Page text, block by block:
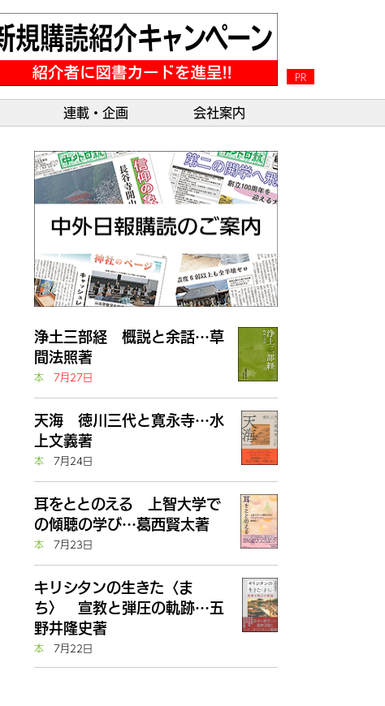
PR
連載・企画 会社案内
浄土三部経 概説と余話…草
間法照著
本
7月27日
天海 徳川三代と寛永寺…水
上文義著
本
7月24日
耳をととのえる 上智大学で
の傾聴の学び…葛西賢太著
本
7月23日
キリシタンの生きた〈ま
ち〉 宣教と弾圧の軌跡…五
野井隆史著
本
7月22日